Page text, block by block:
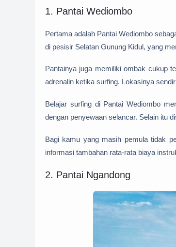
1. Pantai Wediombo
Pertama adalah Pantai Wediombo
di pesisir Selatan Gunung Kidul, yang
Pantainya juga memiliki ombak cukup
adrenalin ketika surfing. Lokasinya
Belajar surfing di Pantai Wediombo
dengan penyewaan selancar. Selain itu
Bagi kamu yang masih pemula tidak
informasi tambahan rata-rata biaya
2. Pantai Ngandong